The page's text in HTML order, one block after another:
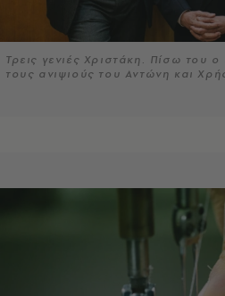
Τρεις γενιές Χριστάκη. Πίσω του
τους ανιψιούς του Αντώνη και